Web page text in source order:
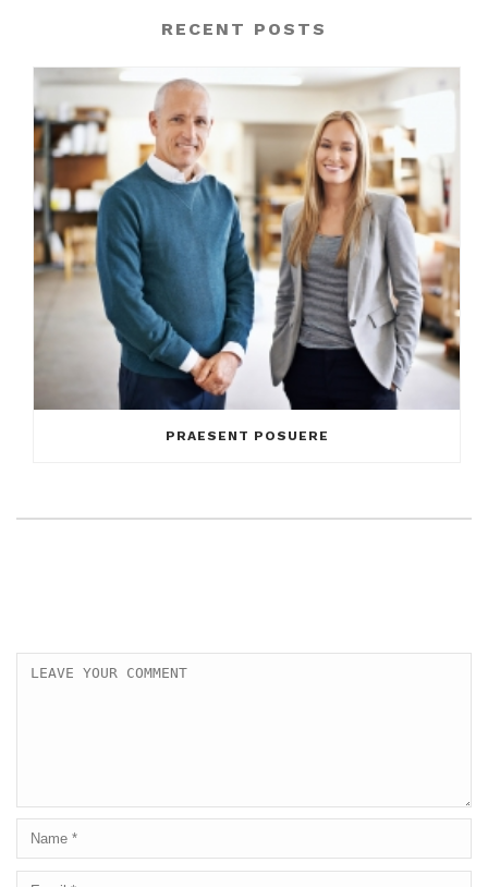
RECENT POSTS
PRAESENT POSUERE